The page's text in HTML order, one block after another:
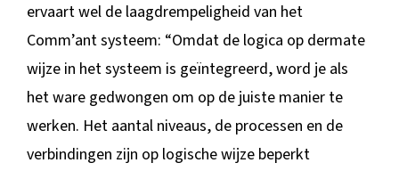
ervaart wel de laagdrempeligheid van het
Comm’ant systeem: “Omdat de logica op dermate
wijze in het systeem is geïntegreerd, word je als
het ware gedwongen om op de juiste manier te
werken. Het aantal niveaus, de processen en de
verbindingen zijn op logische wijze beperkt